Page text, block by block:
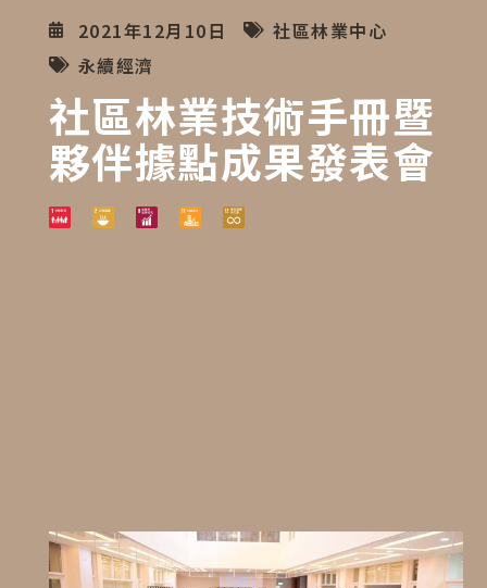
2021年12月10日
社區林業中心
永續經濟
社區林業技術手冊暨
夥伴據點成果發表會